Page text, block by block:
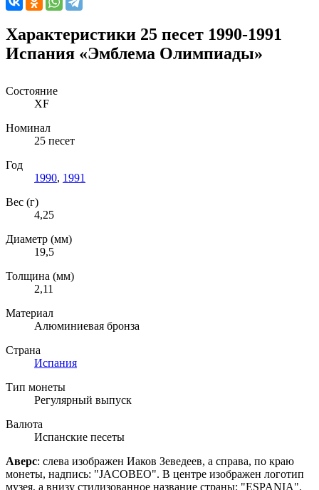
Характеристики 25 песет 1990-1991
Испания «Эмблема Олимпиады»
Состояние
XF
Номинал
25 песет
Год
1990, 1991
Вес (г)
4,25
Диаметр (мм)
19,5
Толщина (мм)
2,11
Материал
Алюминиевая бронза
Страна
Испания
Тип монеты
Регулярный выпуск
Валюта
Испанские песеты
Аверс: слева изображен Иаков Зеведеев, а справа, по краю
монеты, надпись: "JACOBEO". В центре изображен логотип
музея, а внизу стилизованное название страны: "ESPANIA".